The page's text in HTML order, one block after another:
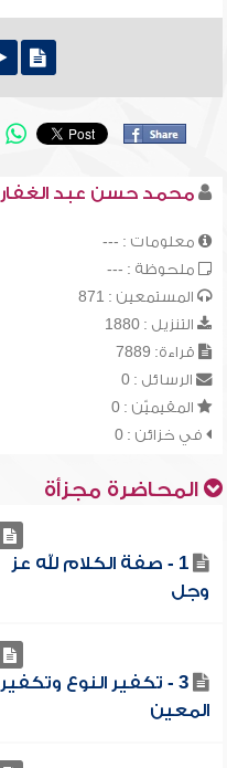
محمد حسن عبد الغفار
معلومات : ---
ملحوظة : ---
المستمعين : 871
التنزيل : 1880
قراءة: 7889
الرسائل : 0
المقيميّن : 0
في خزائن : 0
المحاضرة مجزأة
1 - صفة الكلام لله عز
وجل
3 - تكفير النوع وتكفير
المعين